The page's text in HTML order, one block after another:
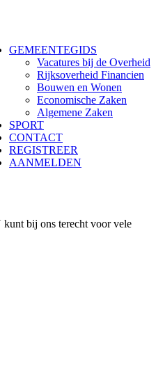
GEMEENTEGIDS
Vacatures bij de Overheid
Rijksoverheid Financien
Bouwen en Wonen
Economische Zaken
Algemene Zaken
SPORT
CONTACT
REGISTREER
AANMELDEN
kunt bij ons terecht voor vele